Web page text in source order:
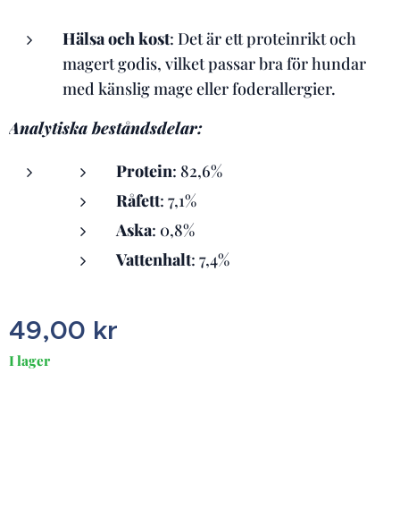
Hälsa och kost: Det är ett proteinrikt och
magert godis, vilket passar bra för hundar
med känslig mage eller foderallergier.
Analytiska beståndsdelar:
Protein: 82,6%
Råfett: 7,1%
Aska: 0,8%
Vattenhalt: 7,4%
49,00 kr
I lager